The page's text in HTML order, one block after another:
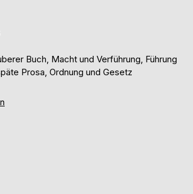
Buch, Macht und Verführung, Führung
Prosa, Ordnung und Gesetz